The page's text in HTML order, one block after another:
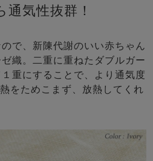
通気性抜群！
で、新陳代謝のいい赤ちゃん
織。二重に重ねたダブルガー
重にすることで、より通気度
をためこまず、放熱してくれ